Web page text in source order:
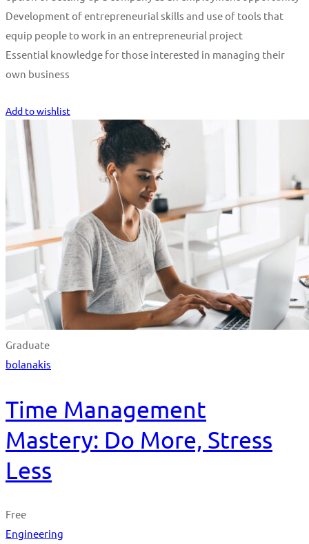
Development of entrepreneurial skills and use of tools that
equip people to work in an entrepreneurial project
Essential knowledge for those interested in managing their
own business
Add to wishlist
Graduate
bolanakis
Time Management
Mastery: Do More, Stress
Less
Free
Engineering